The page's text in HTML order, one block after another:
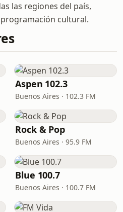
las regiones del país,
cultural.
Aspen 102.3
Buenos Aires · 102.3 FM
Rock & Pop
Buenos Aires · 95.9 FM
Blue 100.7
Buenos Aires · 100.7 FM